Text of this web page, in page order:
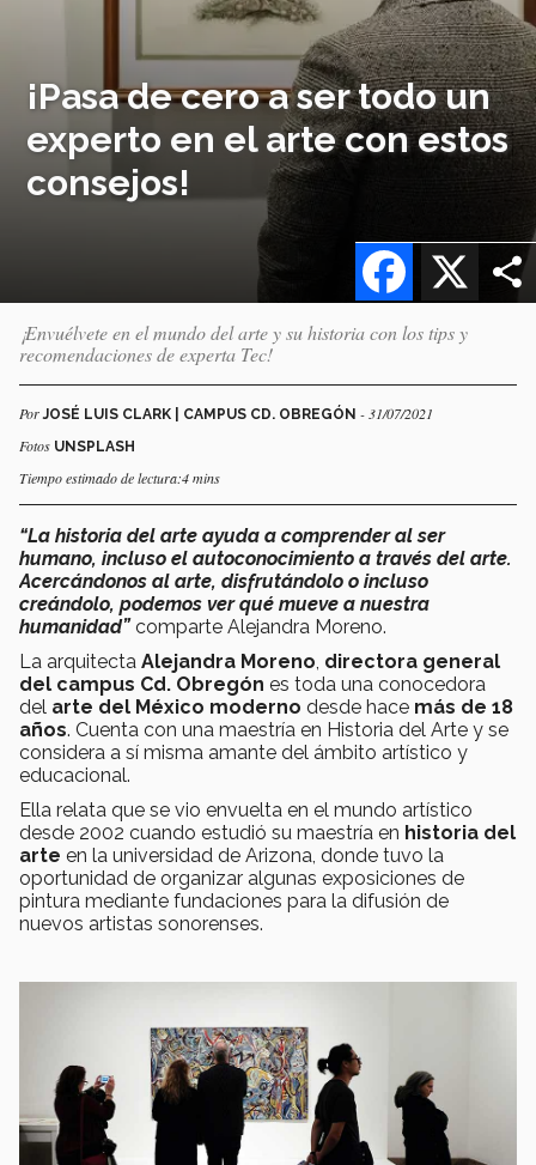
¡Pasa de cero a ser todo un
experto en el arte con estos
consejos!
X
Facebook
¡Envuélvete en el mundo del arte y su historia con los tips y
recomendaciones de experta Tec!
PorJOSÉ LUIS CLARK | CAMPUS CD. OBREGÓN - 31/07/2021
Fotos UNSPLASH
Tiempo estimado de lectura:4 mins
“La historia del arte ayuda a comprender al ser
humano, incluso el autoconocimiento a través del arte.
Acercándonos al arte, disfrutándolo o incluso
creándolo, podemos ver qué mueve a nuestra
humanidad”comparte Alejandra Moreno.
La arquitecta Alejandra Moreno directora general
del campus Cd. Obregón es toda una conocedora
del arte del México moderno desde hace más de 18
años. Cuenta con una maestría en Historia del Arte y se
considera a sí misma amante del ámbito artístico y
educacional.
Ella relata que se vio envuelta en el mundo artístico
desde 2002 cuando estudió su maestría en historia del
arte en la universidad de Arizona, donde tuvo la
oportunidad de organizar algunas exposiciones de
pintura mediante fundaciones para la difusión de
nuevos artistas sonorenses.